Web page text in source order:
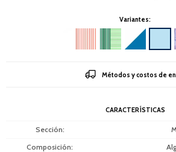
Variantes:
Métodos y costos de
CARACTERÍSTICAS
Sección
Composición